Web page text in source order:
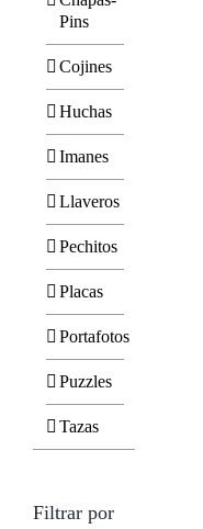
Pins
Cojines
Huchas
Imanes
Llaveros
Pechitos
Placas
Portafotos
Puzzles
Tazas
Filtrar por